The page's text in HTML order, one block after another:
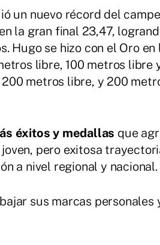
un nuevo récord del
la gran final 23,47,
Hugo se hizo con el Oro en
libre, 100 metros libre
metros libre, y 200
éxitos y medallas que
pero exitosa
a nivel regional y nacional.
sus marcas personales